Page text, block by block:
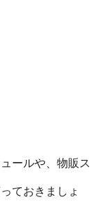
ールや、物販ス
ておきましょ